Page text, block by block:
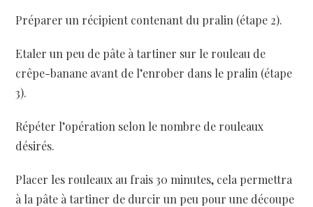
Préparer un récipient contenant du pralin (étape 2).
Etaler un peu de pâte à tartiner sur le rouleau de
crêpe-banane avant de l’enrober dans le pralin (étape
3).
Répéter l’opération selon le nombre de rouleaux
désirés.
Placer les rouleaux au frais 30 minutes, cela permettra
à la pâte à tartiner de durcir un peu pour une découpe